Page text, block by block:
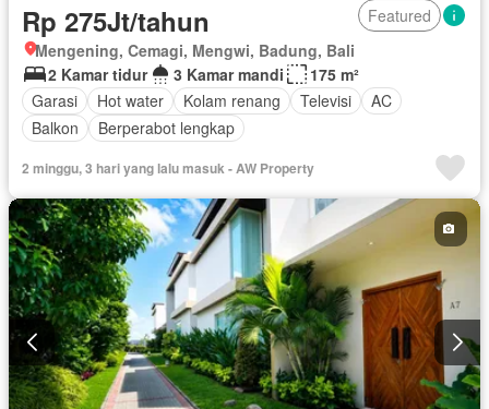
Rp 275Jt/tahun
Featured
Mengening, Cemagi, Mengwi, Badung, Bali
2 Kamar tidur
3 Kamar mandi
175 m²
Garasi
Hot water Kolam renang Televisi
AC
Balkon
Berperabot lengkap
2 minggu, 3 hari yang lalu masuk - AW Property